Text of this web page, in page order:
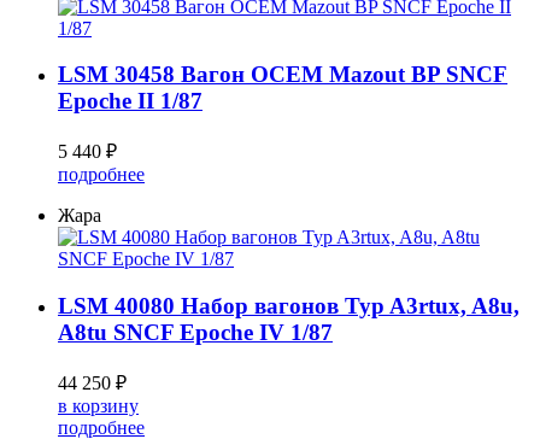
LSM 30458 Вагон OCEM Mazout BP SNCF
Epoche II 1/87
5 440 ₽
подробнее
Жара
LSM 40080 Набор вагонов Typ A3rtux, A8u,
A8tu SNCF Epoche IV 1/87
44 250 ₽
в корзину
подробнее